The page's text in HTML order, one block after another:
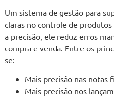
Um sistema de gestão para
claras no controle de
a precisão, ele reduz erros
compra e venda. Entre os
se:
Mais precisão nas notas
Mais precisão nos